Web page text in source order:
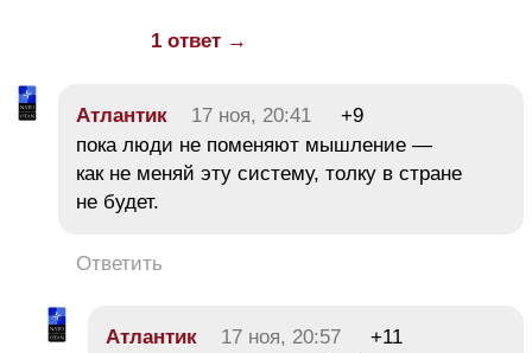
1 ответ →
Атлантик 17 ноя, 20:41
+9
пока люди не поменяют мышление —
как не меняй эту систему, толку в стране
не будет.
Ответить
Атлантик 17 ноя, 20:57
+11